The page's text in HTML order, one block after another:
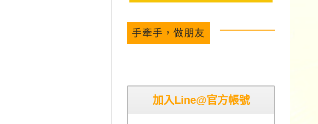
手牽手，做朋友
加入Line@官方帳號